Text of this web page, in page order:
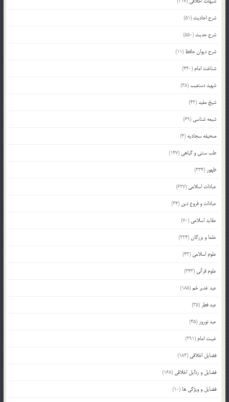
شرح احادیث (51)
شرح حدیث (550)
شرح دیوان حافظ (11)
شناخت امام (440)
شهید دستغیب(38)
شیخ مفید(42)
شیعه شناسی (69)
صحیفه سجادیه (4)
طب سنتی و گیاهی (147)
ظهور (334)
عبادات اسلامی (627)
عبادات و فروع دین (34)
عقاید اسلامی (70)
علما و بزرگان(224)
علوم اسلامی (43)
علوم قرآنی (343)
عید غدیر خم(185)
عید فطر (35)
عید نوروز (45)
غیبت امام (291)
فضایل اخلاقی (183)
فضایل و رذایل اخلاقی (168)
فضایل و ویژگی ها (10)